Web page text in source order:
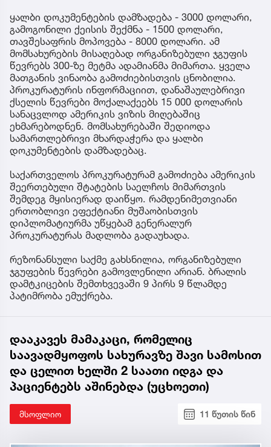
ყალბი დოკუმენტების დამზადება - 3000 დოლარი,
გამოგონილი ქეისის შექმნა - 1500 დოლარი,
თავშესაფრის მოპოვება - 8000 დოლარი. ამ
მომსახურების მისაღებად ორგანიზებული ჯგუფის
წევრებს 300-ზე მეტმა ადამიანმა მიმართა. ყველა
მათგანის ვინაობა გამოძიებისთვის ცნობილია.
პროკურატურის ინფორმაციით, დანაშაულებრივი
ქსელის წევრები მოქალაქეებს 15 000 დოლარის
სანაცვლოდ ამერიკის ვიზის მიღებაშიც
ეხმარებოდნენ. მომსახურებაში შედიოდა
სამართლებრივი მხარდაჭერა და ყალბი
დოკუმენტების დამზადებაც.
საქართველოს პროკურატურამ გამოძიება ამერიკის
შეერთებული შტატების საელჩოს მიმართვის
შემდეგ მყისიერად დაიწყო. რამდენიმეთვიანი
ერთობლივი ეფექტიანი მუშაობისთვის
დიპლომატიურმა უწყებამ გენერალურ
პროკურატურას მადლობა გადაუხადა.
რეზონანსული საქმე გახსნილია, ორგანიზებული
ჯგუფების წევრები გამოვლენილი არიან. ბრალის
დამტკიცების შემთხვევაში 9 პირს 9 წლამდე
პატიმრობა ემუქრება.
დააკავეს მამაკაცი, რომელიც
საავადმყოფოს სახურავზე შავი სამოსით
და ცელით ხელში 2 საათი იდგა და
პაციენტებს აშინებდა (უცხოეთი)
მსოფლიო 11 წუთის წინ